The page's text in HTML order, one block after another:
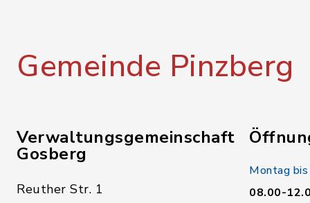
Gemeinde Pinzberg
Verwaltungsgemeinschaft
Gosberg
Reuther Str. 1
Montag
08.00-